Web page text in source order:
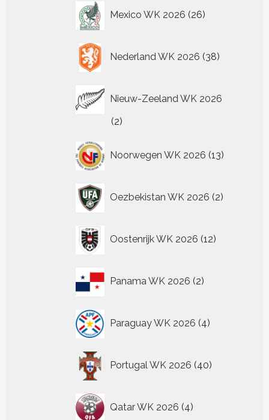
Mexico WK 2026 26
producten
Nederland WK 2026 38
producten
Nieuw-Zeeland WK 2026
22
Noorwegen WK 2026 13
producten
Oezbekistan WK 2026 2
producten
Oostenrijk WK 2026 12
producten
Panama WK 2026 2
producten
Paraguay WK 2026 4
producten
Portugal WK 2026 40
producten
Qatar WK 2026 4
producten